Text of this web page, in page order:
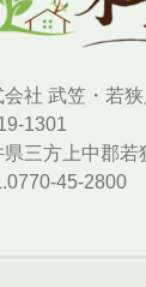
会社 武笠・若
1301
県三方上中郡若
45-2800